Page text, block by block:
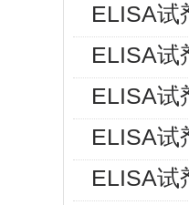
ELISA试
ELISA试
ELISA试
ELISA试
ELISA试